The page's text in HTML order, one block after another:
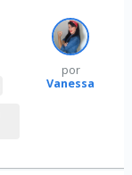
por
Vanessa